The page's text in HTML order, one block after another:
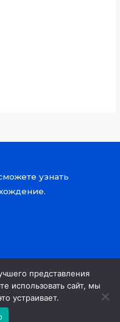
узнать
представления
использовать сайт, мы
устраивает.